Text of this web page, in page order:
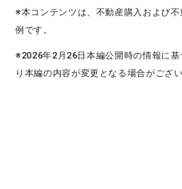
※本コンテンツは、不動産購入および
例です。
※2026年2月26日本編公開時の情報に
り本編の内容が変更となる場合がござい